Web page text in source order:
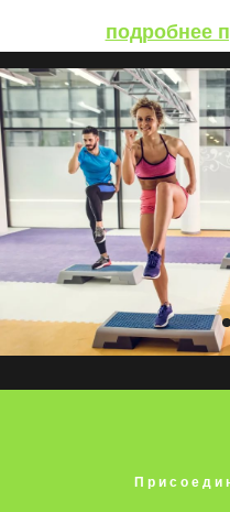
подробнее